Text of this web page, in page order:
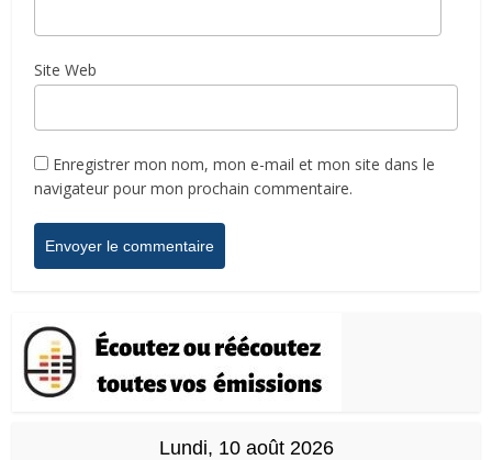
Site Web
Enregistrer mon nom, mon e-mail et mon site dans le
navigateur pour mon prochain commentaire.
Lundi, 10 août 2026